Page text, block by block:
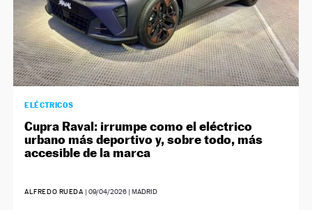
ELÉCTRICOS
Cupra Raval: irrumpe como el eléctrico
urbano más deportivo y, sobre todo, más
accesible de la marca
ALFREDO RUEDA |09/04/2026 | MADRID